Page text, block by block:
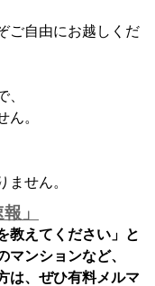
ご自由にお越しくだ
、
ん。
ません。
」
教えてください」と
マンションなど、
は、ぜひ有料メルマ